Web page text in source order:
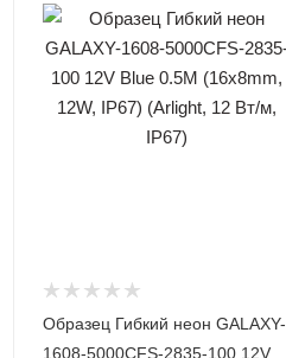
Образец Гибкий неон GALAXY-
1608-5000CFS-2835-100 12V